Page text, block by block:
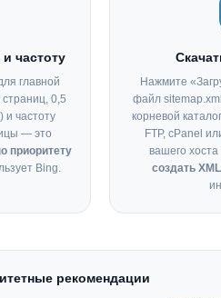
частоту
главной
0,5
и частоту
— это
приоритету
Bing.
Нажмите
файл
корневой
FTP, cPanel
вашего
создать
рекомендации